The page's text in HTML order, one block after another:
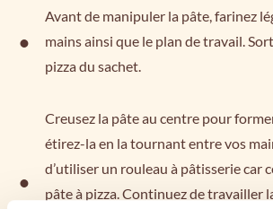
Avant de manipuler la pâte, farinez
mains ainsi que le plan de travail.
pizza du sachet.
Creusez la pâte au centre pour
étirez-la en la tournant entre vos
d’utiliser un rouleau à pâtisserie car
pâte à pizza. Continuez de travailler